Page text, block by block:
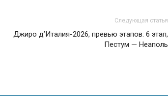
Следующая статья
Джиро д’Италия-2026, превью этапов: 6 этап,
Пестум — Неаполь